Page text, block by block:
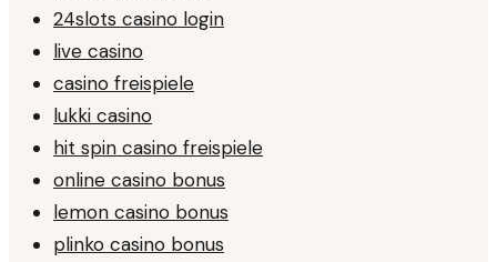
24slots casino login
live casino
casino freispiele
lukki casino
hit spin casino freispiele
online casino bonus
lemon casino bonus
plinko casino bonus